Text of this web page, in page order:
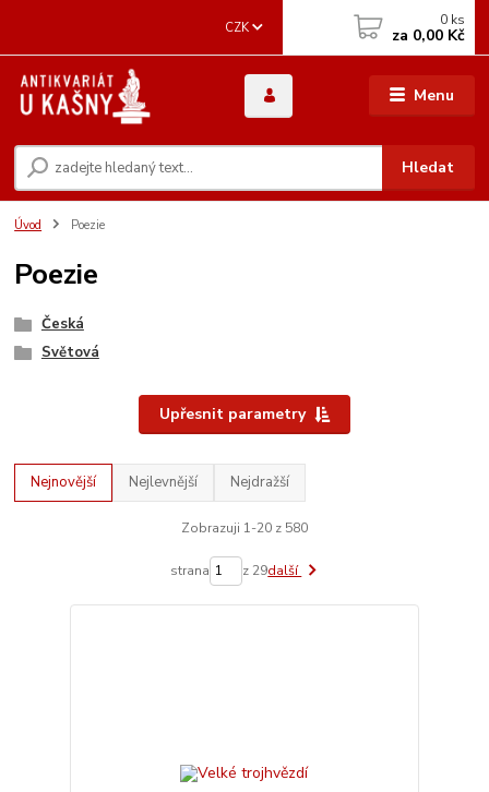
Menu
CZK
Hledat
0 ks
za 0,00 Kč
Úvod Poezie
Poezie
Česká
Světová
Upřesnit parametry
Nejnovější Nejlevnější Nejdražší
Zobrazuji 1-20 z 580
strana z 29další